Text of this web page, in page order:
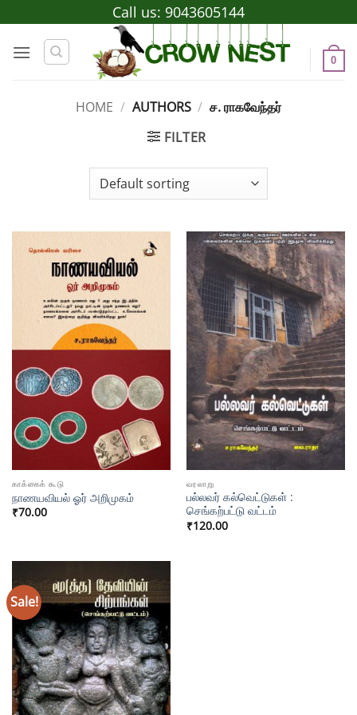
to
content
Call us: 9043605144
0
HOME / AUTHORS / ச. ராகவேந்தர்
FILTER
காக்கைக் கூடு
நாணயவியல் ஓர் அறிமுகம்
₹70.00
வரலாறு
பல்லவர் கல்வெட்டுகள் :
செங்கற்பட்டு வட்டம்
₹120.00
Sale!